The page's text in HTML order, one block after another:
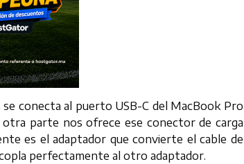
se conecta al puerto USB-C del MacBook Pro
parte nos ofrece ese conector de carga
es el adaptador que convierte el cable de
perfectamente al otro adaptador.